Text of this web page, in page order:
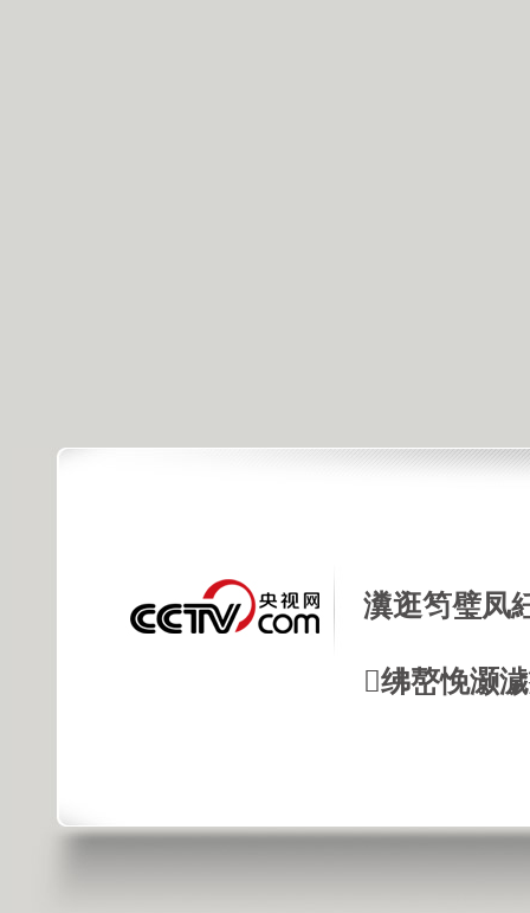
瀵逛笉璧凤
绋嶅悗灏